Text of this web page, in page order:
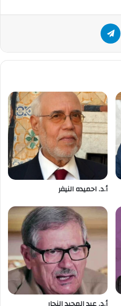
واتساب
أ.د. احميده النيفر